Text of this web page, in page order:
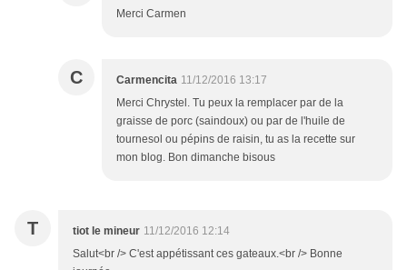
Merci Carmen
C Carmencita 11/12/2016 13:17
Merci Chrystel. Tu peux la remplacer par de la
graisse de porc (saindoux) ou par de l'huile de
tournesol ou pépins de raisin, tu as la recette sur
mon blog. Bon dimanche bisous
T tiot le mineur 11/12/2016 12:14
Salut<br /> C'est appétissant ces gateaux.<br /> Bonne